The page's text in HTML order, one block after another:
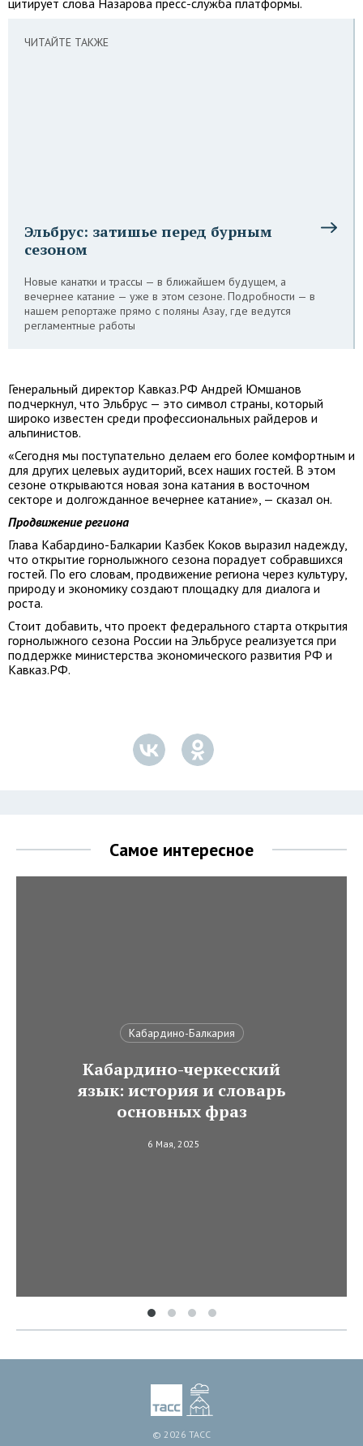
цитирует слова Назарова пресс-служба платформы.
ЧИТАЙТЕ ТАКЖЕ
Эльбрус: затишье перед бурным
сезоном
Новые канатки и трассы — в ближайшем будущем, а
вечернее катание — уже в этом сезоне. Подробности — в
нашем репортаже прямо с поляны Азау, где ведутся
регламентные работы
Генеральный директор Кавказ.РФ Андрей Юмшанов
подчеркнул, что Эльбрус — это символ страны, который
широко известен среди профессиональных райдеров и
альпинистов.
«Сегодня мы поступательно делаем его более комфортным и
для других целевых аудиторий, всех наших гостей. В этом
сезоне открываются новая зона катания в восточном
секторе и долгожданное вечернее катание», — сказал он.
Продвижение региона
Глава Кабардино-Балкарии Казбек Коков выразил надежду,
что открытие горнолыжного сезона порадует собравшихся
гостей. По его словам, продвижение региона через культуру,
природу и экономику создают площадку для диалога и
роста.
Стоит добавить, что проект федерального старта открытия
горнолыжного сезона России на Эльбрусе реализуется при
поддержке министерства экономического развития РФ и
Кавказ.РФ.
Самое интересное
Кабардино-Балкария
Кабардино-черкесский
язык: история и словарь
основных фраз
6 Мая, 2025
© 2026 ТАСС